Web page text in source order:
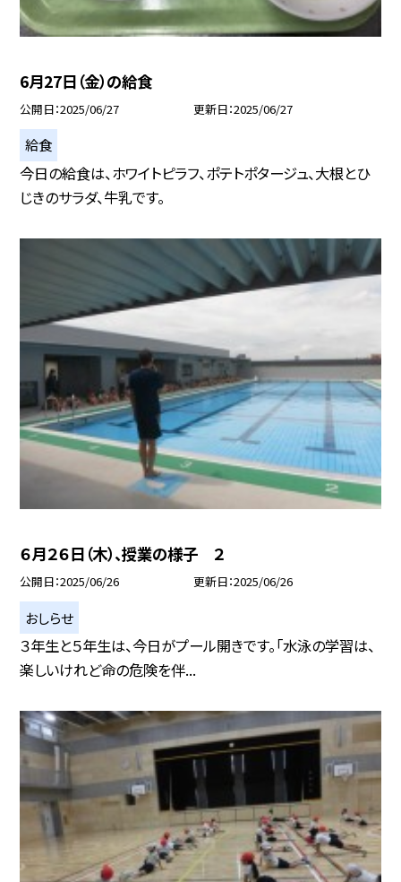
6月27日（金）の給食
公開日 2025/06/27 更新日 2025/06/27
給食
今日の給食は、ホワイトピラフ、ポテトポタージュ、大根とひ
じきのサラダ、牛乳です。
６月２６日（木）、授業の様子 ２
公開日 2025/06/26 更新日 2025/06/26
おしらせ
３年生と５年生は、今日がプール開きです。「水泳の学習は、
楽しいけれど命の危険を伴...